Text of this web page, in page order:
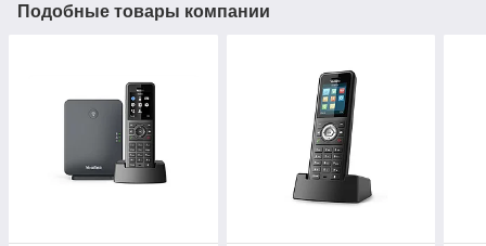
Подобные товары компании